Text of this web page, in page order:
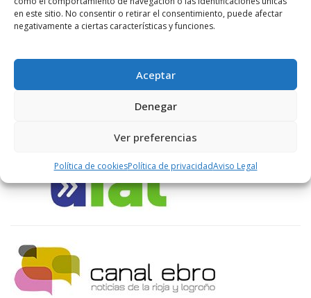
en este sitio. No consentir o retirar el consentimiento, puede afectar
negativamente a ciertas características y funciones.
Aceptar
Denegar
Ver preferencias
Política de cookiesPolítica de privacidadAviso Legal
ENLACES RECOMENDADOS